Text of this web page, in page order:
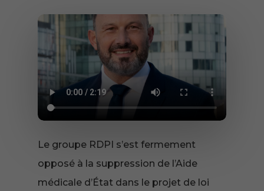
Le groupe RDPI s’est fermement
opposé à la suppression de l’Aide
médicale d’État dans le projet de loi